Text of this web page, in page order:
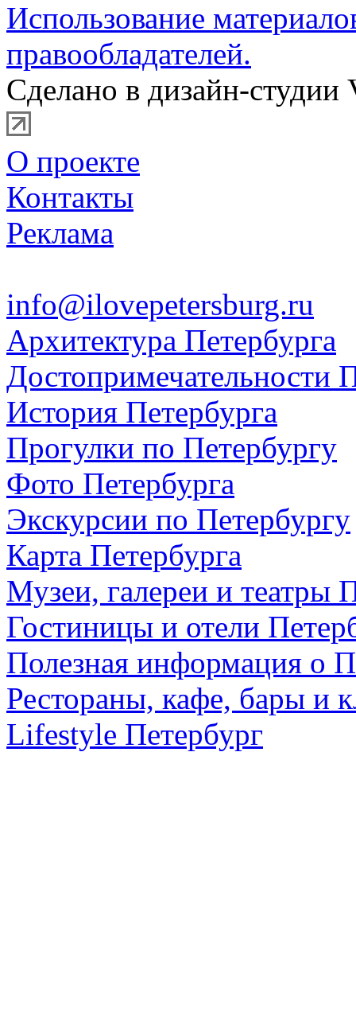
Использование
правообладателей.
Сделано в дизайн-студии
О проекте
Контакты
Реклама
info@ilovepetersburg.ru
Архитектура Петербурга
Достопримечательности
История Петербурга
Прогулки по Петербургу
Фото Петербурга
Экскурсии по Петербургу
Карта Петербурга
Музеи, галереи и театры
Гостиницы и отели
Полезная информация о
Рестораны, кафе, бары и
Lifestyle Петербург